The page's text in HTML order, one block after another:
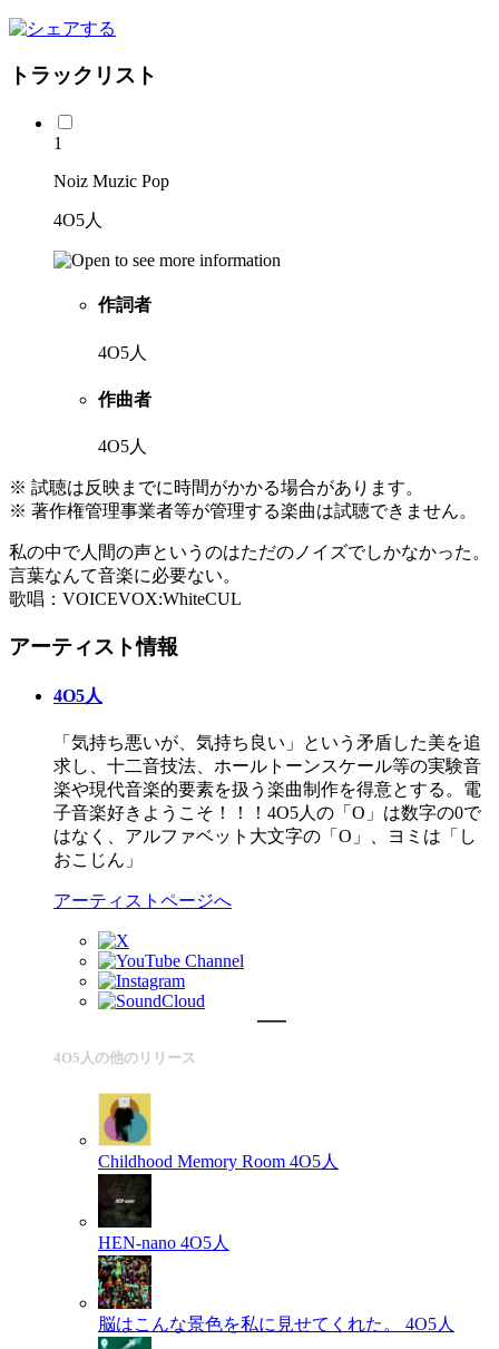
トラックリスト
1
Noiz Muzic Pop
4O5人
作詞者
4O5人
作曲者
4O5人
※ 試聴は反映までに時間がかかる場合があります。
※ 著作権管理事業者等が管理する楽曲は試聴できません。
私の中で人間の声というのはただのノイズでしかなかった。
言葉なんて音楽に必要ない。
歌唱：VOICEVOX:WhiteCUL
アーティスト情報
4O5人
「気持ち悪いが、気持ち良い」という矛盾した美を追
求し、十二音技法、ホールトーンスケール等の実験音
楽や現代音楽的要素を扱う楽曲制作を得意とする。電
子音楽好きようこそ！！！4O5人の「O」は数字の0で
はなく、アルファベット大文字の「O」、ヨミは「し
おこじん」
アーティストページへ
4O5人の他のリリース
Childhood Memory Room 4O5人
HEN-nano 4O5人
脳はこんな景色を私に見せてくれた。 4O5人